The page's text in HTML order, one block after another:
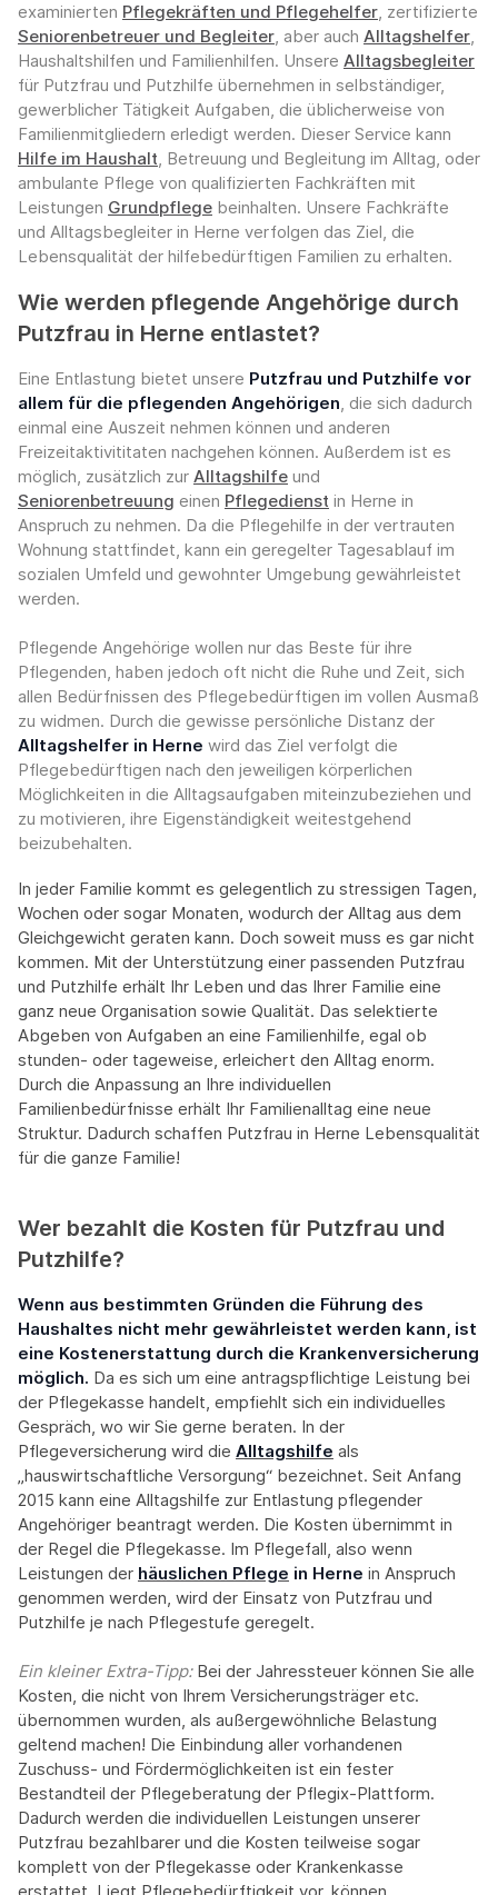
examinierten Pflegekräften und Pflegehelfer, zertifizierte
Seniorenbetreuer und Begleiter, aber auch Alltagshelfer,
Haushaltshilfen und Familienhilfen. Unsere Alltagsbegleiter
für Putzfrau und Putzhilfe übernehmen in selbständiger,
gewerblicher Tätigkeit Aufgaben, die üblicherweise von
Familienmitgliedern erledigt werden. Dieser Service kann
Hilfe im Haushalt, Betreuung und Begleitung im Alltag, oder
ambulante Pflege von qualifizierten Fachkräften mit
Leistungen Grundpflege beinhalten. Unsere Fachkräfte
und Alltagsbegleiter in Herne verfolgen das Ziel, die
Lebensqualität der hilfebedürftigen Familien zu erhalten.
Wie werden pflegende Angehörige durch
Putzfrau in Herne entlastet?
Eine Entlastung bietet unsere Putzfrau und Putzhilfe vor
allem für die pflegenden Angehörigen, die sich dadurch
einmal eine Auszeit nehmen können und anderen
Freizeitaktivititaten nachgehen können. Außerdem ist es
möglich, zusätzlich zur Alltagshilfe und
Seniorenbetreuung einen Pflegedienst in Herne in
Anspruch zu nehmen. Da die Pflegehilfe in der vertrauten
Wohnung stattfindet, kann ein geregelter Tagesablauf im
sozialen Umfeld und gewohnter Umgebung gewährleistet
werden.
Pflegende Angehörige wollen nur das Beste für ihre
Pflegenden, haben jedoch oft nicht die Ruhe und Zeit, sich
allen Bedürfnissen des Pflegebedürftigen im vollen Ausmaß
zu widmen. Durch die gewisse persönliche Distanz der
Alltagshelfer in Herne wird das Ziel verfolgt die
Pflegebedürftigen nach den jeweiligen körperlichen
Möglichkeiten in die Alltagsaufgaben miteinzubeziehen und
zu motivieren, ihre Eigenständigkeit weitestgehend
beizubehalten.
In jeder Familie kommt es gelegentlich zu stressigen Tagen,
Wochen oder sogar Monaten, wodurch der Alltag aus dem
Gleichgewicht geraten kann. Doch soweit muss es gar nicht
kommen. Mit der Unterstützung einer passenden Putzfrau
und Putzhilfe erhält Ihr Leben und das Ihrer Familie eine
ganz neue Organisation sowie Qualität. Das selektierte
Abgeben von Aufgaben an eine Familienhilfe, egal ob
stunden- oder tageweise, erleichert den Alltag enorm.
Durch die Anpassung an Ihre individuellen
Familienbedürfnisse erhält Ihr Familienalltag eine neue
Struktur. Dadurch schaffen Putzfrau in Herne Lebensqualität
für die ganze Familie!
Wer bezahlt die Kosten für Putzfrau und
Putzhilfe?
Wenn aus bestimmten Gründen die Führung des
Haushaltes nicht mehr gewährleistet werden kann, ist
eine Kostenerstattung durch die Krankenversicherung
möglich. Da es sich um eine antragspflichtige Leistung bei
der Pflegekasse handelt, empfiehlt sich ein individuelles
Gespräch, wo wir Sie gerne beraten. In der
Pflegeversicherung wird die Alltagshilfe als
„hauswirtschaftliche Versorgung“ bezeichnet. Seit Anfang
2015 kann eine Alltagshilfe zur Entlastung pflegender
Angehöriger beantragt werden. Die Kosten übernimmt in
der Regel die Pflegekasse. Im Pflegefall, also wenn
Leistungen der häuslichen Pflege in Herne in Anspruch
genommen werden, wird der Einsatz von Putzfrau und
Putzhilfe je nach Pflegestufe geregelt.
Ein kleiner Extra-Tipp:‍ Bei der Jahressteuer können Sie alle
Kosten, die nicht von Ihrem Versicherungsträger etc.
übernommen wurden, als außergewöhnliche Belastung
geltend machen! Die Einbindung aller vorhandenen
Zuschuss- und Fördermöglichkeiten ist ein fester
Bestandteil der Pflegeberatung der Pflegix-Plattform.
Dadurch werden die individuellen Leistungen unserer
Putzfrau bezahlbarer und die Kosten teilweise sogar
komplett von der Pflegekasse oder Krankenkasse